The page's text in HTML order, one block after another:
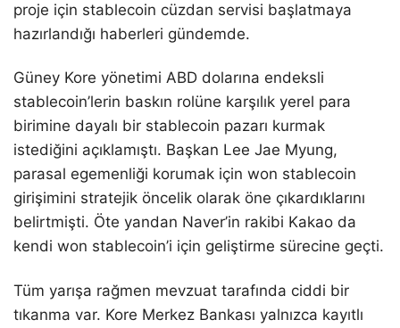
proje için stablecoin cüzdan servisi başlatmaya
hazırlandığı haberleri gündemde.
Güney Kore yönetimi ABD dolarına endeksli
stablecoin’lerin baskın rolüne karşılık yerel para
birimine dayalı bir stablecoin pazarı kurmak
istediğini açıklamıştı. Başkan Lee Jae Myung,
parasal egemenliği korumak için won stablecoin
girişimini stratejik öncelik olarak öne çıkardıklarını
belirtmişti. Öte yandan Naver’in rakibi Kakao da
kendi won stablecoin’i için geliştirme sürecine geçti.
Tüm yarışa rağmen mevzuat tarafında ciddi bir
tıkanma var. Kore Merkez Bankası yalnızca kayıtlı